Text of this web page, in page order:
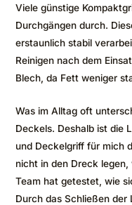
Viele günstige
Durchgängen durch.
erstaunlich stabil
Reinigen nach dem
Blech, da Fett weniger
Was im Alltag oft
Deckels. Deshalb ist die
und Deckelgriff für mich
nicht in den Dreck
Team hat getestet, wie
Durch das Schließen